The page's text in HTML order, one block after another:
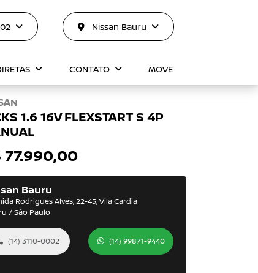
Nissan Bauru
CONTATO MOVE
1.6 16V FLEXSTART S 4P
77.990,00
Bauru
Rodrigues Alves, 22-45, Vila Cardia
/ São Paulo
(14) 3110-0002 (14) 99871-9440